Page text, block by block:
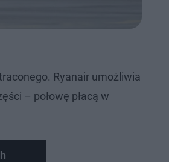
Ryanair umożliwia
– połowę płacą w